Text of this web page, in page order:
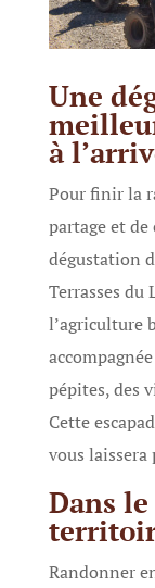
Une
à
Pour finir la
partage et
dégustation
Terrasses du
l’agriculture
pépites, des
Cette
vous
Dans
Randonner